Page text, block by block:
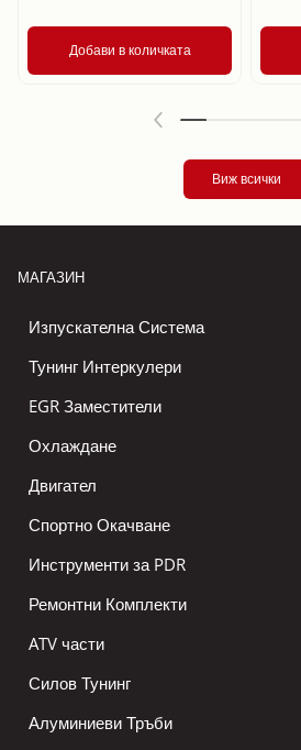
Добави в количката
Виж всички
МАГАЗИН
Изпускателна Система
Тунинг Интеркулери
EGR Заместители
Охлаждане
Двигател
Спортно Окачване
Инструменти за PDR
Ремонтни Комплекти
ATV части
Силов Тунинг
Алуминиеви Тръби